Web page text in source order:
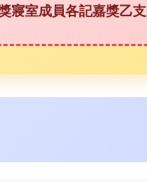
寢室成員各記嘉獎乙支